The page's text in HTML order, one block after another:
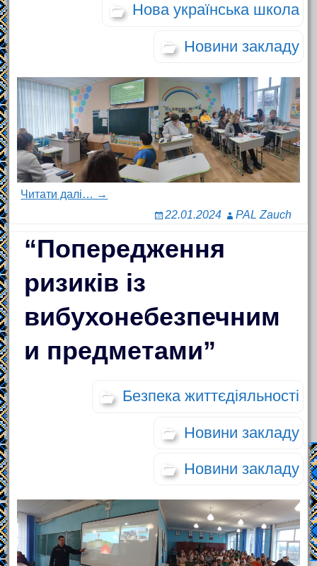
Нова українська школа
Новини закладу
Читати далі… →
22.01.2024
PAL Zauch
“Попередження
ризиків із
вибухонебезпечним
и предметами”
Безпека життєдіяльності
Новини закладу
Новини закладу